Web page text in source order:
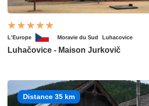
L'Europe Moravie du Sud Luhacovice
Luhačovice - Maison Jurkovič
Distance 35 km